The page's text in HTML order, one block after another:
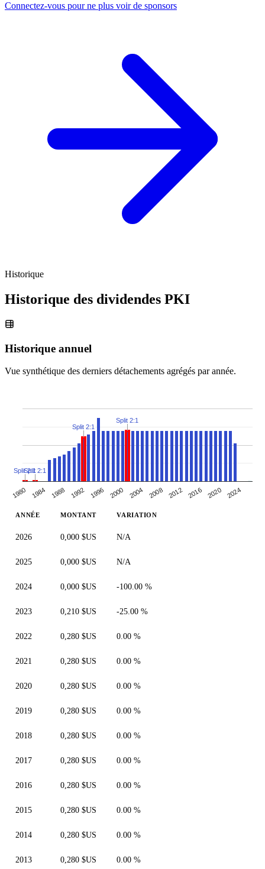
Connectez-vous pour ne plus voir de sponsors
Historique
Historique des dividendes PKI
Historique annuel
Vue synthétique des derniers détachements agrégés par année.
1980 1984 1988 1992 1996 2000 2004 2008 2012 2016 2020 2024
Split 2:1Split 2:1
Split 2:1
Split 2:1
ANNÉE MONTANT VARIATION
2026 0,000 $US N/A
2025 0,000 $US N/A
2024 0,000 $US -100.00 %
2023 0,210 $US -25.00 %
2022 0,280 $US 0.00 %
2021 0,280 $US 0.00 %
2020 0,280 $US 0.00 %
2019 0,280 $US 0.00 %
2018 0,280 $US 0.00 %
2017 0,280 $US 0.00 %
2016 0,280 $US 0.00 %
2015 0,280 $US 0.00 %
2014 0,280 $US 0.00 %
2013 0,280 $US 0.00 %